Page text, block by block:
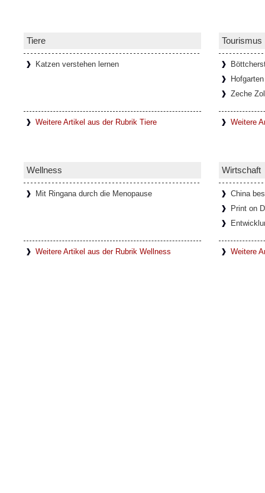
Tiere
Katzen verstehen lernen
Weitere Artikel aus der Rubrik Tiere
Tourismus
Zeche
Weitere
Wellness
Mit Ringana durch die Menopause
Weitere Artikel aus der Rubrik Wellness
Wirtschaft
China
Print on
Weitere